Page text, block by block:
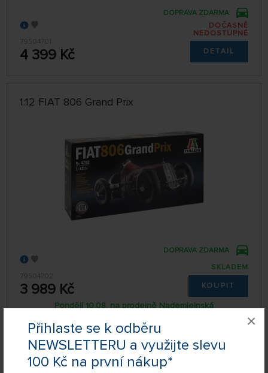
Přihlaste se k odběru
NEWSLETTERU a využijte slevu
100 Kč na první nákup*
×
79504701
4 399 Kč
DOPRAVA ZDARMA
DOČASNĚ
NEDOSTUPNÉ
DETAIL
1:12 FIAT 806 Grand Prix
79504702
3 989 Kč
DOPRAVA ZDARMA
SKLADEM
KOUPIT
Pondělí 10.08. na prodejně Nademlejnská
1:12 Bugatti Type 35B Roadster